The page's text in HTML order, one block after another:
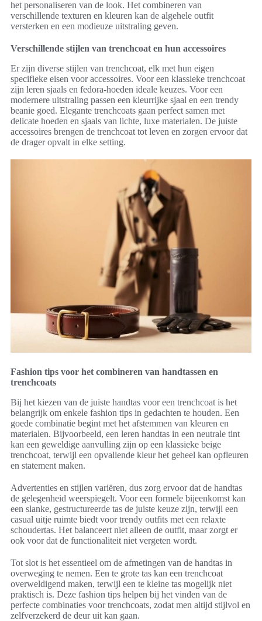
het personaliseren van de look. Het combineren van
verschillende texturen en kleuren kan de algehele outfit
versterken en een modieuze uitstraling geven.
Verschillende stijlen van trenchcoat en hun accessoires
Er zijn diverse stijlen van trenchcoat, elk met hun eigen
specifieke eisen voor accessoires. Voor een klassieke trenchcoat
zijn leren sjaals en fedora-hoeden ideale keuzes. Voor een
modernere uitstraling passen een kleurrijke sjaal en een trendy
beanie goed. Elegante trenchcoats gaan perfect samen met
delicate hoeden en sjaals van lichte, luxe materialen. De juiste
accessoires brengen de trenchcoat tot leven en zorgen ervoor dat
de drager opvalt in elke setting.
Fashion tips voor het combineren van handtassen en
trenchcoats
Bij het kiezen van de juiste handtas voor een trenchcoat is het
belangrijk om enkele fashion tips in gedachten te houden. Een
goede combinatie begint met het afstemmen van kleuren en
materialen. Bijvoorbeeld, een leren handtas in een neutrale tint
kan een geweldige aanvulling zijn op een klassieke beige
trenchcoat, terwijl een opvallende kleur het geheel kan opfleuren
en statement maken.
Advertenties en stijlen variëren, dus zorg ervoor dat de handtas
de gelegenheid weerspiegelt. Voor een formele bijeenkomst kan
een slanke, gestructureerde tas de juiste keuze zijn, terwijl een
casual uitje ruimte biedt voor trendy outfits met een relaxte
schoudertas. Het balanceert niet alleen de outfit, maar zorgt er
ook voor dat de functionaliteit niet vergeten wordt.
Tot slot is het essentieel om de afmetingen van de handtas in
overweging te nemen. Een te grote tas kan een trenchcoat
overweldigend maken, terwijl een te kleine tas mogelijk niet
praktisch is. Deze fashion tips helpen bij het vinden van de
perfecte combinaties voor trenchcoats, zodat men altijd stijlvol en
zelfverzekerd de deur uit kan gaan.